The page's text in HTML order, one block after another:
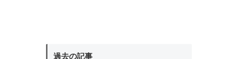
過去の記事